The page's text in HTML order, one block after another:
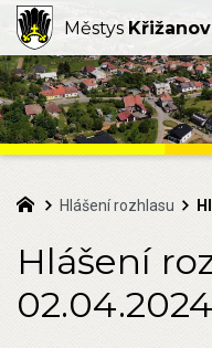
Hlášení rozhlasu
Hlášení
02.04.2024
Městys Křižanov